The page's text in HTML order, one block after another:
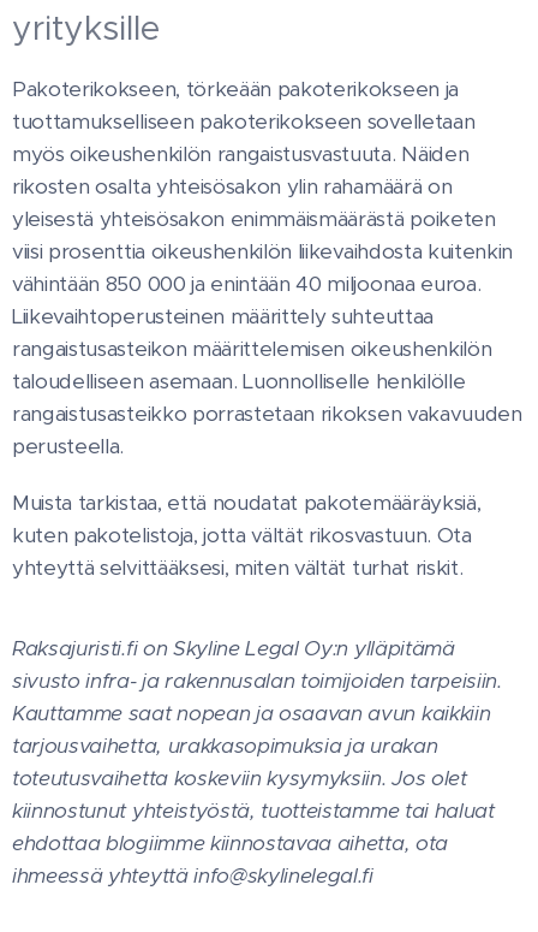
yrityksille
Pakoterikokseen, törkeään pakoterikokseen ja
tuottamukselliseen pakoterikokseen sovelletaan
myös oikeushenkilön rangaistusvastuuta. Näiden
rikosten osalta yhteisösakon ylin rahamäärä on
yleisestä yhteisösakon enimmäismäärästä poiketen
viisi prosenttia oikeushenkilön liikevaihdosta kuitenkin
vähintään 850 000 ja enintään 40 miljoonaa euroa.
Liikevaihtoperusteinen määrittely suhteuttaa
rangaistusasteikon määrittelemisen oikeushenkilön
taloudelliseen asemaan. Luonnolliselle henkilölle
rangaistusasteikko porrastetaan rikoksen vakavuuden
perusteella.
Muista tarkistaa, että noudatat pakotemääräyksiä,
kuten pakotelistoja, jotta vältät rikosvastuun. Ota
yhteyttä selvittääksesi, miten vältät turhat riskit.
Raksajuristi.fi on Skyline Legal Oy:n ylläpitämä
sivusto infra- ja rakennusalan toimijoiden tarpeisiin.
Kauttamme saat nopean ja osaavan avun kaikkiin
tarjousvaihetta, urakkasopimuksia ja urakan
toteutusvaihetta koskeviin kysymyksiin. Jos olet
kiinnostunut yhteistyöstä, tuotteistamme tai haluat
ehdottaa blogiimme kiinnostavaa aihetta, ota
ihmeessä yhteyttä info@skylinelegal.fi